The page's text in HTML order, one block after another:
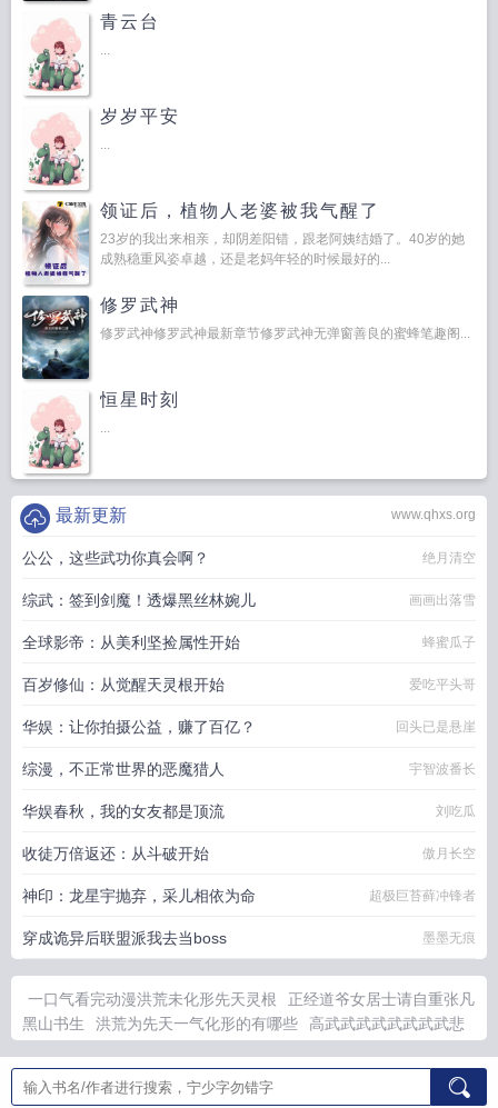
青云台
...
岁岁平安
...
领证后，植物人老婆被我气醒了
23岁的我出来相亲，却阴差阳错，跟老阿姨结婚了。40岁的她
成熟稳重风姿卓越，还是老妈年轻的时候最好的...
修罗武神
修罗武神修罗武神最新章节修罗武神无弹窗善良的蜜蜂笔趣阁...
恒星时刻
...
www.qhxs.org
最新更新
公公，这些武功你真会啊？ 绝月清空
综武：签到剑魔！透爆黑丝林婉儿 画画出落雪
全球影帝：从美利坚捡属性开始 蜂蜜瓜子
百岁修仙：从觉醒天灵根开始 爱吃平头哥
华娱：让你拍摄公益，赚了百亿？ 回头已是悬崖
综漫，不正常世界的恶魔猎人 宇智波番长
华娱春秋，我的女友都是顶流 刘吃瓜
收徒万倍返还：从斗破开始 傲月长空
神印：龙星宇抛弃，采儿相依为命 超极巨苔藓冲锋者
穿成诡异后联盟派我去当boss 墨墨无痕
一口气看完动漫洪荒未化形先天灵根
正经道爷女居士请自重张凡
黑山书生
洪荒为先天一气化形的有哪些
高武武武武武武武武悲
在多少章在一起
顶级掠食者的章数分布
洪荒造化之气化形陈源
东晋第一女魔头唐禹834章
咸鱼外室躺平日常TXT最新章节列表